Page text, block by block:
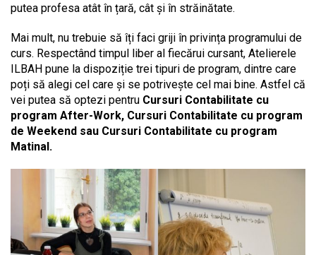
putea profesa atât în țară, cât și în străinătate.
Mai mult, nu trebuie să îți faci griji în privința programului de
curs. Respectând timpul liber al fiecărui cursant, Atelierele
ILBAH pune la dispoziție trei tipuri de program, dintre care
poți să alegi cel care și se potrivește cel mai bine. Astfel că
vei putea să optezi pentru Cursuri Contabilitate cu
program After-Work, Cursuri Contabilitate cu program
de Weekend sau Cursuri Contabilitate cu program
Matinal.